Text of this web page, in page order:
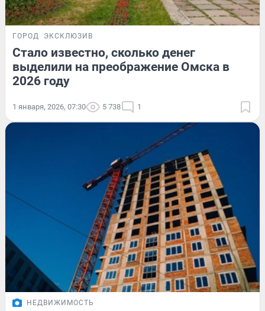
ГОРОД ЭКСКЛЮЗИВ
Стало известно, сколько денег
выделили на преображение Омска в
2026 году
1 января, 2026, 07:30 5 738 1
НЕДВИЖИМОСТЬ